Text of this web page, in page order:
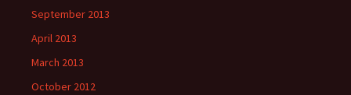
September 2013
April 2013
March 2013
October 2012